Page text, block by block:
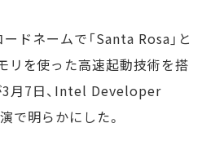
ドネームで「Santa Rosa」と
リを使った高速起動技術を搭
月7日、Intel Developer
で明らかにした。